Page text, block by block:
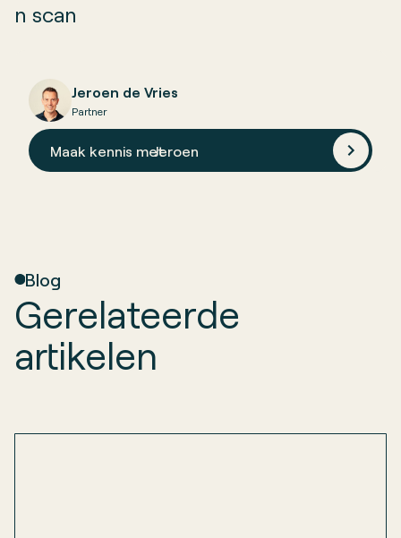
n scan
Jeroen de Vries
Partner
Maak kennis metJeroen
Blog
Gerelateerde
artikelen